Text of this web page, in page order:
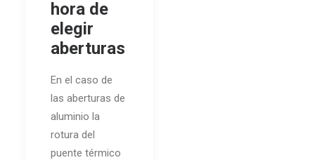
hora de
elegir
aberturas
En el caso de
las aberturas de
aluminio la
rotura del
puente térmico